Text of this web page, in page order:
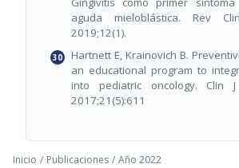
aguda mieloblástica. Rev
2019;12(1).
Hartnett E, Krainovich B.
an educational program to
into pediatric oncology. Clin
2017;21(5):611
Inicio / Publicaciones / Año 2022